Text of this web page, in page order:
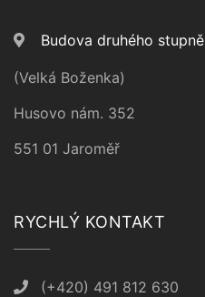
Budova druhého stupně
(Velká Boženka)
Husovo nám. 352
551 01 Jaroměř
RYCHLÝ KONTAKT
(+420) 491 812 630